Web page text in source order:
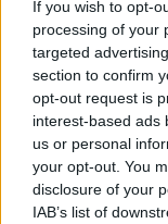
If you wish to opt-
processing of your
targeted
section to confirm
opt-out request is
interest-based ads
us or personal
your opt-out. You
disclosure of your
IAB’s list of
2015. 06. 23.|
Rengeteg
életre hívták a
legjelentősebb